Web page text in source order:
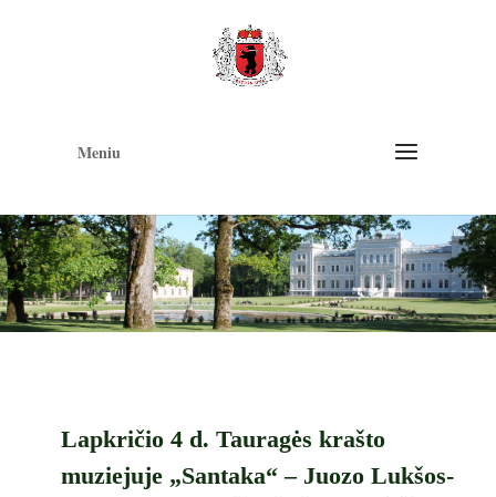
Meniu
Lapkričio 4 d. Tauragės krašto
muziejuje „Santaka“ – Juozo Lukšos-